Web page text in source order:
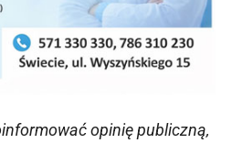
opinię publiczną,